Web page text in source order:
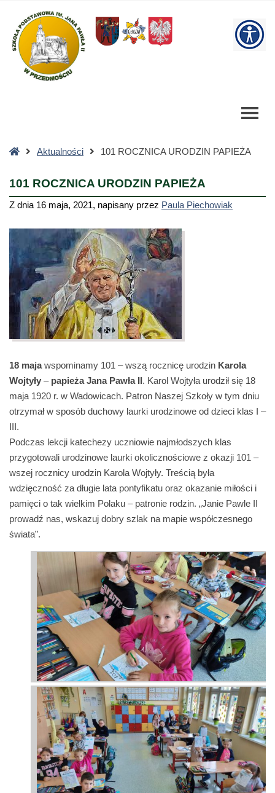
ROCZNICA
URODZIN
PAPIEŻA
StronaAktualności 101 ROCZNICA URODZIN PAPIEŻA
101 ROCZNICA URODZIN PAPIEŻA
Z dnia 16 maja, 2021, napisany przez Paula Piechowiak
18 majawspominamy 101 – wszą rocznicę urodzin Karola
Wojtyły – papieża Jana Pawła II. Karol Wojtyła urodził się 18
maja 1920 r. w Wadowicach. Patron Naszej Szkoły w tym dniu
otrzymał w sposób duchowy laurki urodzinowe od dzieci klas I –
III.
Podczas lekcji katechezy uczniowie najmłodszych klas
przygotowali urodzinowe laurki okolicznościowe z okazji 101 –
wszej rocznicy urodzin Karola Wojtyły. Treścią była
wdzięczność za długie lata pontyfikatu oraz okazanie miłości i
pamięci o tak wielkim Polaku – patronie rodzin. „Janie Pawle II
prowadź nas, wskazuj dobry szlak na mapie współczesnego
świata”.